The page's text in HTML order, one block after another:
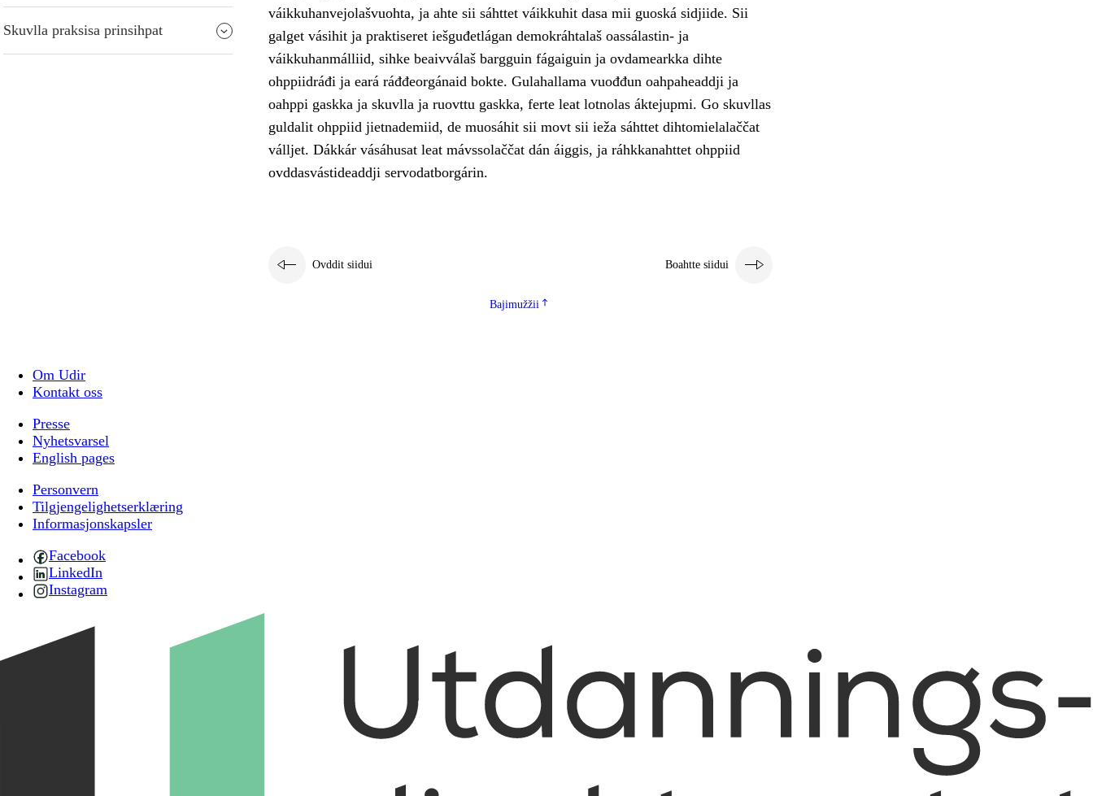
Skuvlla praksisa prinsihpat
váikkuhanvejolašvuohta, ja ahte sii sáhttet váikkuhit dasa mii guoská sidjiide. Sii
galget vásihit ja praktiseret iešguđetlágan demokráhtalaš oassálastin- ja
váikkuhanmálliid, sihke beaivválaš bargguin fágaiguin ja ovdamearkka dihte
ohppiidráđi ja eará ráđđeorgánaid bokte. Gulahallama vuođđun oahpaheaddji ja
oahppi gaskka ja skuvlla ja ruovttu gaskka, ferte leat lotnolas áktejupmi. Go skuvllas
guldalit ohppiid jietnademiid, de muosáhit sii movt sii ieža sáhttet dihtomielalaččat
válljet. Dákkár vásáhusat leat mávssolaččat dán áiggis, ja ráhkkanahttet ohppiid
ovddasvástideaddji servodatborgárin.
Ovddit siidui Boahtte siidui
Bajimužžii
Om Udir
Kontakt oss
Presse
Nyhetsvarsel
English pages
Personvern
Tilgjengelighetserklæring
Informasjonskapsler
Facebook
LinkedIn
Instagram